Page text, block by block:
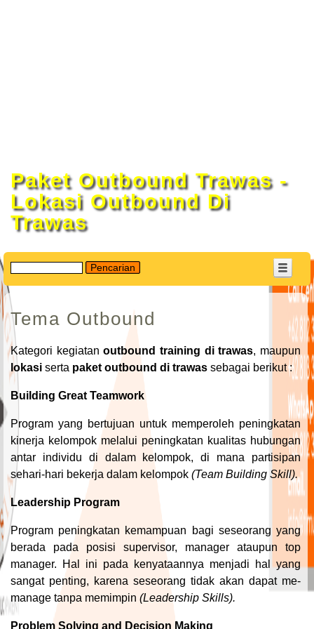
Paket Outbound Trawas -
Lokasi Outbound Di
Trawas
Tema Outbound
Kategori kegiatanoutbound training di trawas, maupun
lokasi serta paket outbound di trawas sebagai berikut :
Building Great Teamwork
Program yang bertujuan untuk memperoleh peningkatan
kinerja kelompok melalui peningkatan kualitas hubungan
antar individu di dalam kelompok, di mana partisipan
sehari-hari bekerja dalam kelompok (Team Building Skill).
Leadership Program
Program peningkatan kemampuan bagi seseorang yang
berada pada posisi supervisor, manager ataupun top
manager. Hal ini pada kenyataannya menjadi hal yang
sangat penting, karena seseorang tidak akan dapat me-
manage tanpa memimpin (Leadership Skills).
Problem Solving and Decision Making